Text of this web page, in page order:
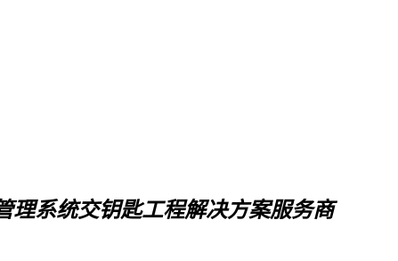
理系统交钥匙工程解决方案服务商